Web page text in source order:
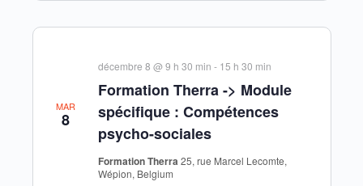
MAR
8
Formation Therra -> Module
spécifique : Compétences
psycho-sociales
décembre 8 @ 9 h 30 min - 15 h 30 min
Formation Therra 25, rue Marcel Lecomte,
Wépion, Belgium